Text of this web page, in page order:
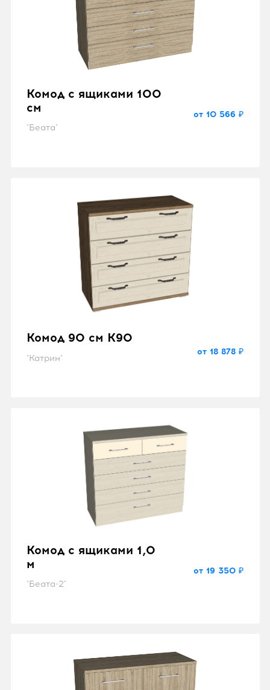
Комод с ящиками 100
см
"Беата"
от 10 566 ₽
Комод 90 см K90
"Катрин"
от 18 878 ₽
Комод с ящиками 1,0
м
"Беата-2"
от 19 350 ₽